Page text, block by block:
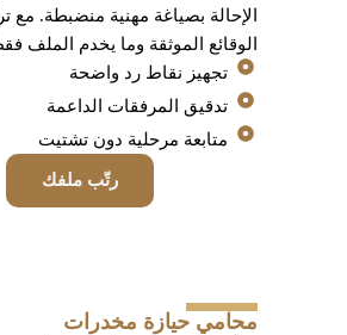
الإحالة بصياغة مهنية منضبطة. مع
الوقائع الموثقة وما يخدم الملف
تجهيز نقاط رد واضحة
تدقيق المرفقات الداعمة
متابعة مرحلية دون تشتيت
رتّب ملفك
محامي حيازة مخدرات